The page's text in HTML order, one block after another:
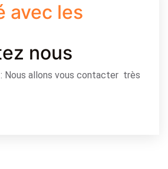
avec les
nous
Nous allons vous contacter très